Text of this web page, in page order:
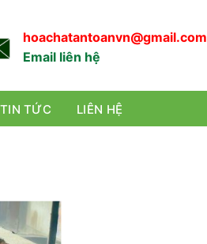
hoachatantoanvn@gmail.com
Email liên hệ
TIN TỨC LIÊN HỆ